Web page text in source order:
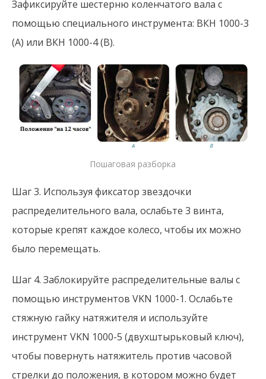
Зафиксируйте шестерню коленчатого вала с
помощью специального инструмента: ВКН 1000-3
(А) или ВКН 1000-4 (В).
Пошаговая разборка
Шаг 3. Используя фиксатор звездочки
распределительного вала, ослабьте 3 винта,
которые крепят каждое колесо, чтобы их можно
было перемещать.
Шаг 4. Заблокируйте распределительные валы с
помощью инструментов VKN 1000-1. Ослабьте
стяжную гайку натяжителя и используйте
инструмент VKN 1000-5 (двухштырьковый ключ),
чтобы повернуть натяжитель против часовой
стрелки до положения, в котором можно будет